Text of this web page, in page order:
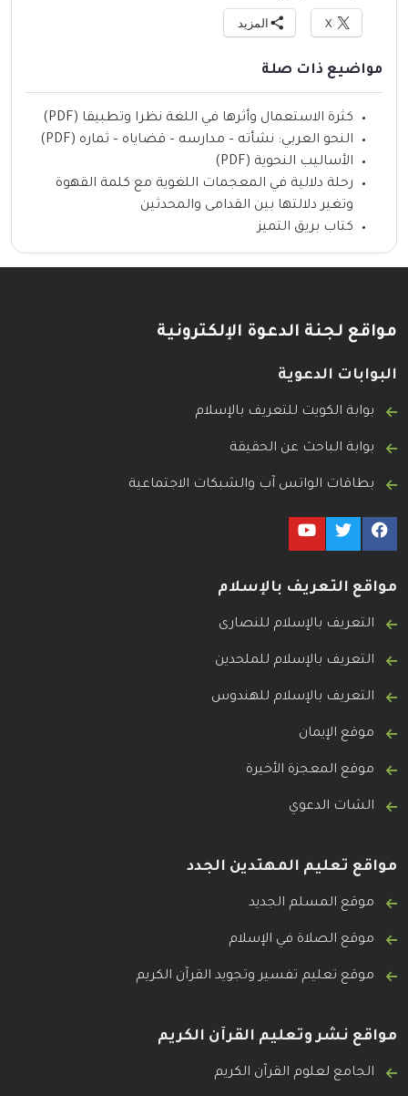
X المزيد
مواضيع ذات صلة
كثرة الاستعمال وأثرها في اللغة نظرا وتطبيقا (PDF)
النحو العربي: نشأته – مدارسه – قضاياه – ثماره (PDF)
الأساليب النحوية (PDF)
رحلة دلالية في المعجمات اللغوية مع كلمة القهوة
وتغير دلالتها بين القدامى والمحدثين
كتاب بريق التميز
مواقع لجنة الدعوة الإلكترونية
البوابات الدعوية
بوابة الكويت للتعريف بالإسلام
بوابة الباحث عن الحقيقة
بطاقات الواتس آب والشبكات الاجتماعية
مواقع التعريف بالإسلام
التعريف بالإسلام للنصارى
التعريف بالإسلام للملحدين
التعريف بالإسلام للهندوس
موقع الإيمان
موقع المعجزة الأخيرة
الشات الدعوي
مواقع تعليم المهتدين الجدد
موقع المسلم الجديد
موقع الصلاة في الإسلام
موقع تعليم تفسير وتجويد القرآن الكريم
مواقع نشر وتعليم القرآن الكريم
الجامع لعلوم القرآن الكريم